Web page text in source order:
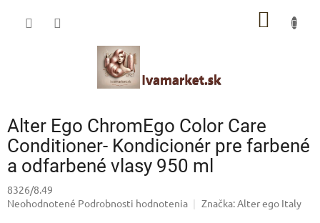
Alter Ego ChromEgo Color Care
Conditioner- Kondicionér pre farbené
a odfarbené vlasy 950 ml
8326/8.49
Priemerné
Neohodnotené Podrobnosti hodnotenia Značka:Alter ego Italy
IVAMARKET poradca